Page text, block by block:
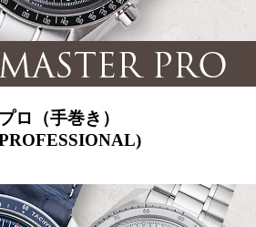
ロ（手巻き）